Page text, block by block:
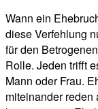
Wann ein
diese Verfehlung
für den
Rolle. Jeden trifft
Mann oder Frau.
miteinander